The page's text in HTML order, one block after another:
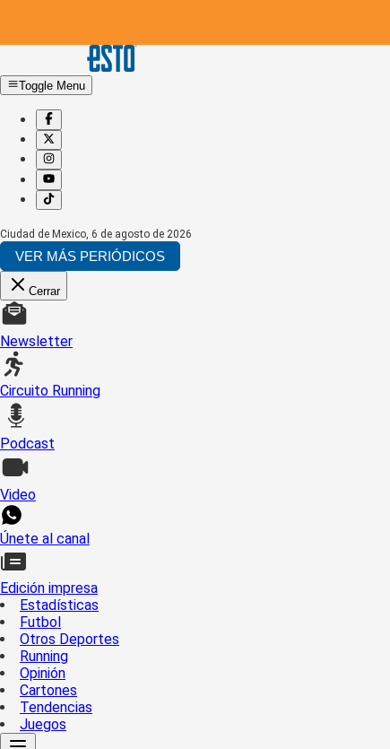
Toggle Menu
Ciudad de Mexico, 6 de agosto de 2026
VER MÁS PERIÓDICOS
Cerrar
Newsletter
Circuito Running
Podcast
Video
Únete al canal
Edición impresa
Estadísticas
Futbol
Otros Deportes
Running
Opinión
Cartones
Tendencias
Juegos